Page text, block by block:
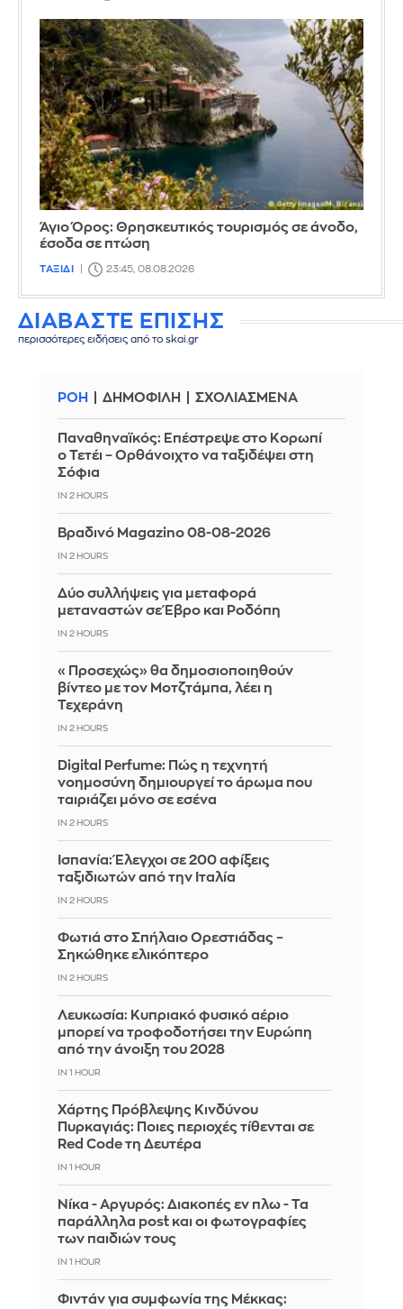
Άγιο Όρος: Θρησκευτικός τουρισμός σε άνοδο,
έσοδα σε πτώση
ΤΑΞΙΔΙ 23:45, 08.08.2026
ΔΙΑΒΑΣΤΕ ΕΠΙΣΗΣ
περισσότερες ειδήσεις από το skai.gr
ΡΟΗ ΔΗΜΟΦΙΛΗ ΣΧΟΛΙΑΣΜΕΝΑ
Παναθηναϊκός: Επέστρεψε στο Κορωπί
ο Τετέι – Ορθάνοιχτο να ταξιδέψει στη
Σόφια
IN 2 HOURS
Βραδινό Magazino 08-08-2026
IN 2 HOURS
Δύο συλλήψεις για μεταφορά
μεταναστών σε Έβρο και Ροδόπη
IN 2 HOURS
«Προσεχώς» θα δημοσιοποιηθούν
βίντεο με τον Μοτζτάμπα, λέει η
Τεχεράνη
IN 2 HOURS
Digital Perfume: Πώς η τεχνητή
νοημοσύνη δημιουργεί το άρωμα που
ταιριάζει μόνο σε εσένα
IN 2 HOURS
Ισπανία: Έλεγχοι σε 200 αφίξεις
ταξιδιωτών από την Ιταλία
IN 2 HOURS
Φωτιά στο Σπήλαιο Ορεστιάδας –
Σηκώθηκε ελικόπτερο
IN 2 HOURS
Λευκωσία: Κυπριακό φυσικό αέριο
μπορεί να τροφοδοτήσει την Ευρώπη
από την άνοιξη του 2028
IN 1 HOUR
Χάρτης Πρόβλεψης Κινδύνου
Πυρκαγιάς: Ποιες περιοχές τίθενται σε
Red Code τη Δευτέρα
IN 1 HOUR
Νίκα - Αργυρός: Διακοπές εν πλω - Τα
παράλληλα post και οι φωτογραφίες
των παιδιών τους
IN 1 HOUR
Φιντάν για συμφωνία της Μέκκας: